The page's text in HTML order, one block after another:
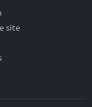
site